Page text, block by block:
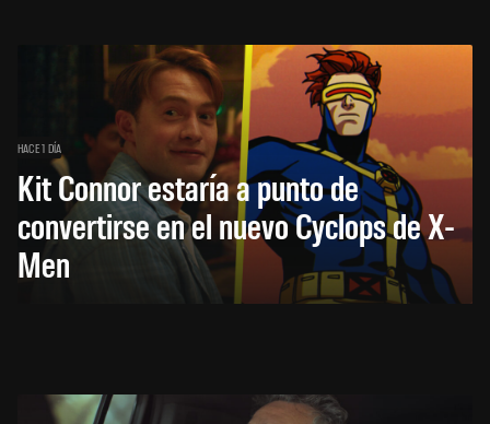
HACE 1 DÍA
Kit Connor estaría a punto de
convertirse en el nuevo Cyclops de X-
Men